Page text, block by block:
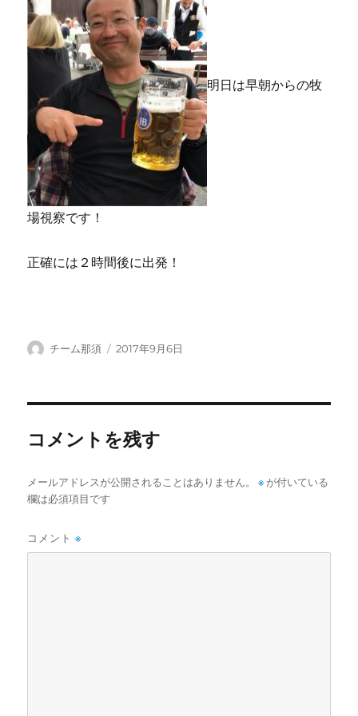
明日は早朝からの牧
場視察です！
正確には２時間後に出発！
投
チーム那須
投
2017年9月6日
コメントを残す
メールアドレスが公開されることはありません。 ※ が付いている
欄は必須項目です
コメント※